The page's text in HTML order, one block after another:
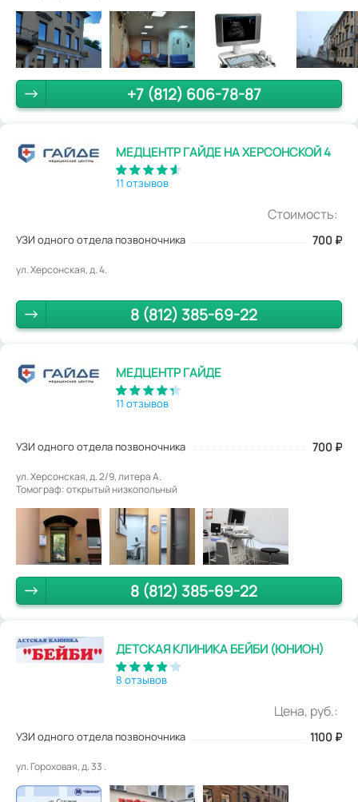
+7 (812) 606-78-87
МЕДЦЕНТР ГАЙДЕ НА ХЕРСОНСКОЙ 4
11 отзывов
Стоимость:
УЗИ одного отдела позвоночника 700 ₽
ул. Херсонская, д. 4.
8 (812) 385-69-22
МЕДЦЕНТР ГАЙДЕ
11 отзывов
УЗИ одного отдела позвоночника 700 ₽
ул. Херсонская, д. 2/9, литера А.
Томограф: открытый низкопольный
8 (812) 385-69-22
ДЕТСКАЯ КЛИНИКА БЕЙБИ (ЮНИОН)
8 отзывов
Цена, руб.:
УЗИ одного отдела позвоночника 1100 ₽
ул. Гороховая, д. 33 .